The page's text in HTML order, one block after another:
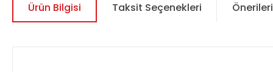
Ürün Bilgisi Taksit Seçenekleri